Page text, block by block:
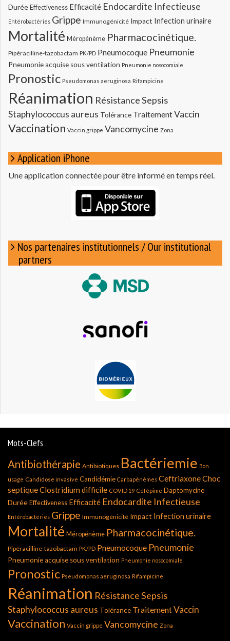
Durée Effectiveness Efficacité Endocardite Infectieuse
Entérobactéries Grippe Immunogénicité Impact Infection urinaire
Mortalité Méropénème Pharmacocinétique.
Pipéracilline-tazobactam PK/PD Pneumocoque Pneumonie
Pneumonie acquise sous ventilation Pneumonie nosocomiale
Pronostic Pseudomonas aeruginosa Rifampicine
Réanimation RésistanceSepsis
Staphylococcus aureus Tolérance TraitementVaccin
Vaccination Vaccin grippe Vancomycine Zona
Application iPhone
Une application connectée pour être informé en temps réel.
Nos partenaires institutionnels / Our institutional
partners
Mots-Clefs
Antibiothérapie Antibiotiques Bactériemie Bon
usage Candidose invasive Candidémie Carbapénèmes CeftriaxoneChoc
septiqueClostridium difficile COVID 19 Céfépime Daptomycine
Durée Effectiveness Efficacité Endocardite Infectieuse
Entérobactéries Grippe Immunogénicité Impact Infection urinaire
Mortalité Méropénème Pharmacocinétique.
Pipéracilline-tazobactam PK/PD Pneumocoque Pneumonie
Pneumonie acquise sous ventilation Pneumonie nosocomiale
Pronostic Pseudomonas aeruginosa Rifampicine
Réanimation RésistanceSepsis
Staphylococcus aureus Tolérance TraitementVaccin
Vaccination Vaccin grippe Vancomycine Zona